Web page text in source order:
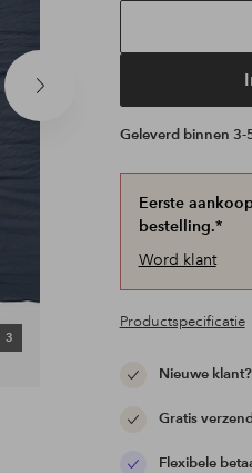
Volgend
product
3
Geleverd binnen
Eerste
bestelling.*
Word klant
Productspecificatie
Nieuwe klant?
Gratis
Flexibele